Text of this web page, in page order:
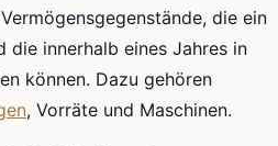
die ein
die innerhalb eines Jahres in
können. Dazu gehören
, Vorräte und Maschinen.